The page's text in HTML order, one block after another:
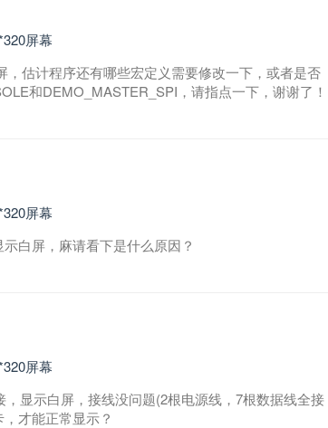
屏幕
估计程序还有哪些宏定义需要修改一下，或者是否
和DEMO_MASTER_SPI，请指点一下，谢谢了！
屏幕
白屏，麻请看下是什么原因？
屏幕
显示白屏，接线没问题(2根电源线，7根数据线全接
才能正常显示？